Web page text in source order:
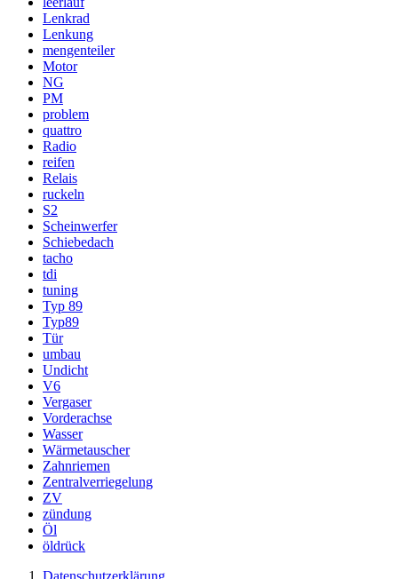
Lenkrad
Lenkung
mengenteiler
Motor
NG
PM
problem
quattro
Radio
reifen
Relais
ruckeln
S2
Scheinwerfer
Schiebedach
tacho
tdi
tuning
Typ 89
Typ89
Tür
umbau
Undicht
V6
Vergaser
Vorderachse
Wasser
Wärmetauscher
Zahnriemen
Zentralverriegelung
ZV
zündung
Öl
öldrück